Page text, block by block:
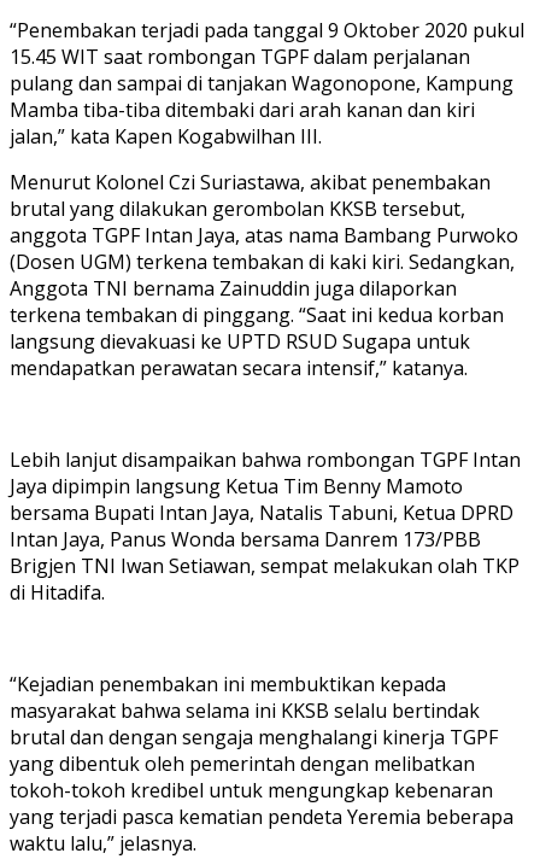
“Penembakan terjadi pada tanggal 9 Oktober 2020 pukul
15.45 WIT saat rombongan TGPF dalam perjalanan
pulang dan sampai di tanjakan Wagonopone, Kampung
Mamba tiba-tiba ditembaki dari arah kanan dan kiri
jalan,” kata Kapen Kogabwilhan III.
Menurut Kolonel Czi Suriastawa, akibat penembakan
brutal yang dilakukan gerombolan KKSB tersebut,
anggota TGPF Intan Jaya, atas nama Bambang Purwoko
(Dosen UGM) terkena tembakan di kaki kiri. Sedangkan,
Anggota TNI bernama Zainuddin juga dilaporkan
terkena tembakan di pinggang. “Saat ini kedua korban
langsung dievakuasi ke UPTD RSUD Sugapa untuk
mendapatkan perawatan secara intensif,” katanya.
Lebih lanjut disampaikan bahwa rombongan TGPF Intan
Jaya dipimpin langsung Ketua Tim Benny Mamoto
bersama Bupati Intan Jaya, Natalis Tabuni, Ketua DPRD
Intan Jaya, Panus Wonda bersama Danrem 173/PBB
Brigjen TNI Iwan Setiawan, sempat melakukan olah TKP
di Hitadifa.
“Kejadian penembakan ini membuktikan kepada
masyarakat bahwa selama ini KKSB selalu bertindak
brutal dan dengan sengaja menghalangi kinerja TGPF
yang dibentuk oleh pemerintah dengan melibatkan
tokoh-tokoh kredibel untuk mengungkap kebenaran
yang terjadi pasca kematian pendeta Yeremia beberapa
waktu lalu,” jelasnya.